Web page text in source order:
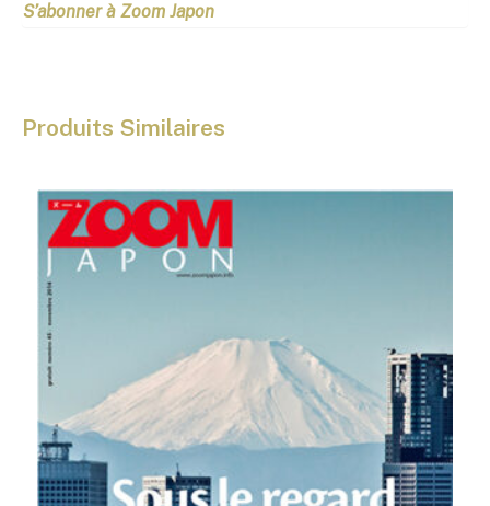
S’abonner à Zoom Japon
Produits Similaires